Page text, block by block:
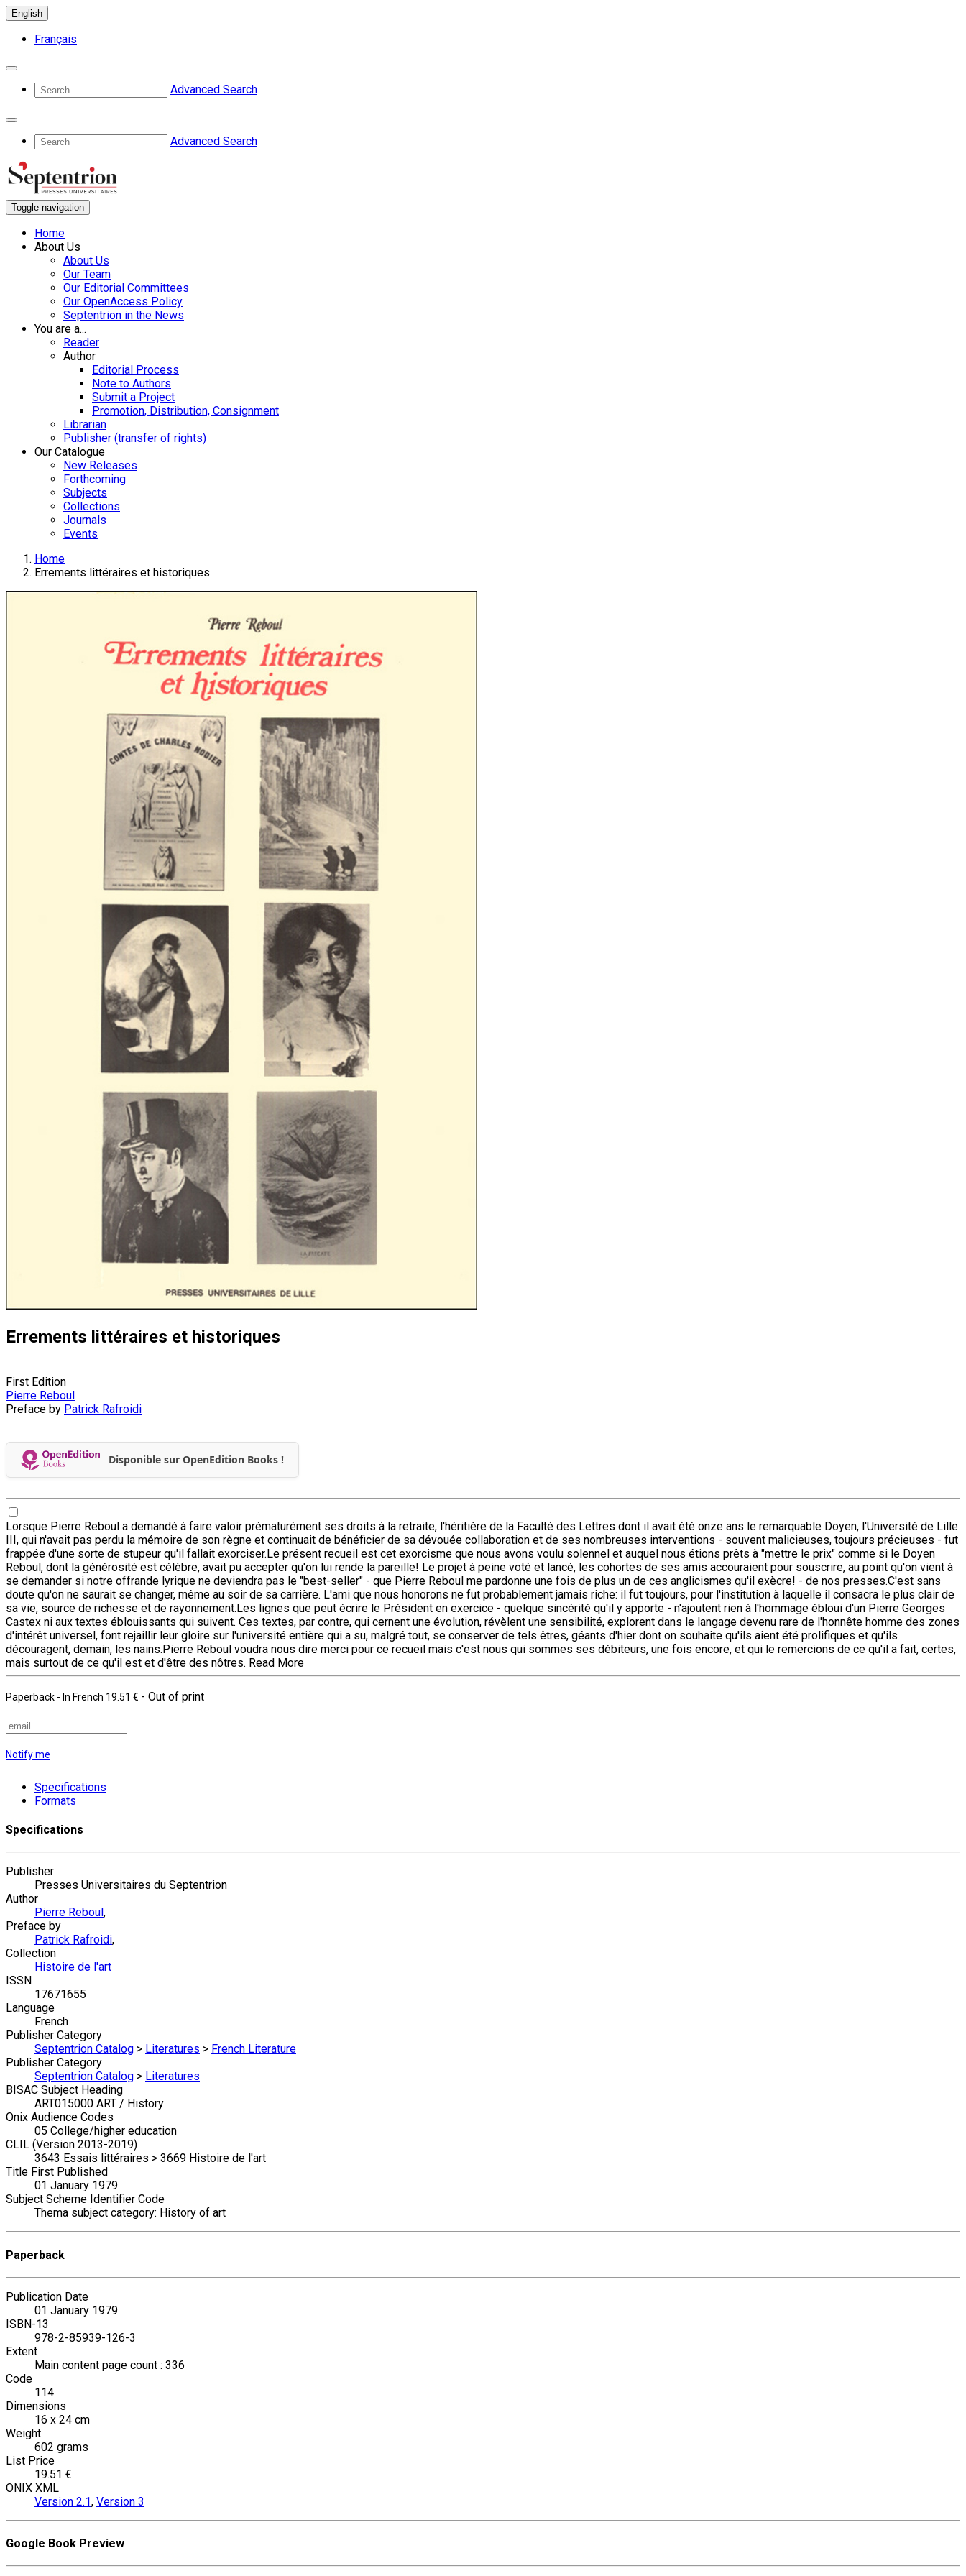
English
Français
Advanced Search
Advanced Search
Toggle navigation
Home
About Us
About Us
Our Team
Our Editorial Committees
Our OpenAccess Policy
Septentrion in the News
You are a...
Reader
Author
Editorial Process
Note to Authors
Submit a Project
Promotion, Distribution, Consignment
Librarian
Publisher (transfer of rights)
Our Catalogue
New Releases
Forthcoming
Subjects
Collections
Journals
Events
Home
Errements littéraires et historiques
Errements littéraires et historiques
First Edition
Pierre Reboul
Preface by Patrick Rafroidi
Disponible sur OpenEdition Books !
Lorsque Pierre Reboul a demandé à faire valoir prématurément ses droits à la retraite, l'héritière de la Faculté des Lettres dont il avait été onze ans le remarquable Doyen, l'Université de Lille
III, qui n'avait pas perdu la mémoire de son règne et continuait de bénéficier de sa dévouée collaboration et de ses nombreuses interventions - souvent malicieuses, toujours précieuses - fut
frappée d'une sorte de stupeur qu'il fallait exorciser.Le présent recueil est cet exorcisme que nous avons voulu solennel et auquel nous étions prêts à "mettre le prix" comme si le Doyen
Reboul, dont la générosité est célèbre, avait pu accepter qu'on lui rende la pareille! Le projet à peine voté et lancé, les cohortes de ses amis accouraient pour souscrire, au point qu'on vient à
se demander si notre offrande lyrique ne deviendra pas le "best-seller" - que Pierre Reboul me pardonne une fois de plus un de ces anglicismes qu'il exècre! - de nos presses.C'est sans
doute qu'on ne saurait se changer, même au soir de sa carrière. L'ami que nous honorons ne fut probablement jamais riche: il fut toujours, pour l'institution à laquelle il consacra le plus clair de
sa vie, source de richesse et de rayonnement.Les lignes que peut écrire le Président en exercice - quelque sincérité qu'il y apporte - n'ajoutent rien à l'hommage ébloui d'un Pierre Georges
Castex ni aux textes éblouissants qui suivent. Ces textes, par contre, qui cernent une évolution, révèlent une sensibilité, explorent dans le langage devenu rare de l'honnête homme des zones
d'intérêt universel, font rejaillir leur gloire sur l'université entière qui a su, malgré tout, se conserver de tels êtres, géants d'hier dont on souhaite qu'ils aient été prolifiques et qu'ils
découragent, demain, les nains.Pierre Reboul voudra nous dire merci pour ce recueil mais c'est nous qui sommes ses débiteurs, une fois encore, et qui le remercions de ce qu'il a fait, certes,
mais surtout de ce qu'il est et d'être des nôtres. Read More
Paperback - In French 19.51 € - Out of print
Notify me
Specifications
Formats
Specifications
Publisher
Presses Universitaires du Septentrion
Author
Pierre Reboul ,
Preface by
Patrick Rafroidi,
Collection
Histoire de l'art
ISSN
17671655
Language
French
Publisher Category
Septentrion Catalog > Literatures > French Literature
Publisher Category
Septentrion Catalog > Literatures
BISAC Subject Heading
ART015000 ART / History
Onix Audience Codes
05 College/higher education
CLIL (Version 2013-2019)
3643 Essais littéraires > 3669 Histoire de l'art
Title First Published
01 January 1979
Subject Scheme Identifier Code
Thema subject category: History of art
Paperback
Publication Date
01 January 1979
ISBN-13
978-2-85939-126-3
Extent
Main content page count : 336
Code
114
Dimensions
16 x 24 cm
Weight
602 grams
List Price
19.51 €
ONIX XML
Version 2.1, Version 3
Google Book Preview